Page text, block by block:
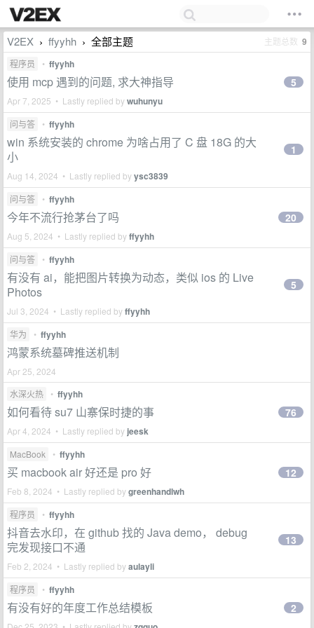
V2EX › ffyyhh › 全部主题 主题总数 9
程序员 • ffyyhh
使用 mcp 遇到的问题, 求大神指导
Apr 7, 2025 • Lastly replied bywuhunyu
5
问与答 • ffyyhh
win 系统安装的 chrome 为啥占用了 C 盘 18G 的大
小
Aug 14, 2024 • Lastly replied byysc3839
1
问与答 • ffyyhh
今年不流行抢茅台了吗
Aug 5, 2024 • Lastly replied byffyyhh
20
问与答 • ffyyhh
有没有 ai，能把图片转换为动态，类似 ios 的 Live
Photos
Jul 3, 2024 • Lastly replied byffyyhh
5
华为 • ffyyhh
鸿蒙系统墓碑推送机制
Apr 25, 2024
水深火热
• ffyyhh
如何看待 su7 山寨保时捷的事
Apr 4, 2024 • Lastly replied by jeesk
76
MacBook • ffyyhh
买 macbook air 好还是 pro 好
Feb 8, 2024 • Lastly replied bygreenhandlwh
12
程序员 • ffyyhh
抖音去水印，在 github 找的 Java demo， debug
完发现接口不通
Feb 2, 2024 • Lastly replied byaulayli
13
程序员 • ffyyhh
有没有好的年度工作总结模板 2